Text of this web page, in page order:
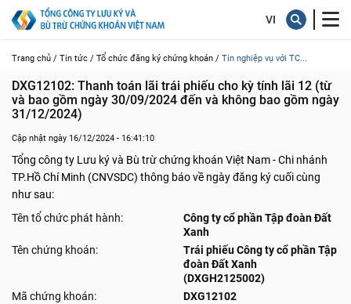
Trang chủ / Tin tức / Tổ chức đăng ký chứng khoán / Tin nghiệp vụ với TC...
DXG12102: Thanh toán lãi trái phiếu cho kỳ tính lãi 12 (từ
và bao gồm ngày 30/09/2024 đến và không bao gồm ngày
31/12/2024)
Cập nhật ngày 16/12/2024 - 16:41:10
Tổng công ty Lưu ký và Bù trừ chứng khoán Việt Nam - Chi nhánh
TP.Hồ Chí Minh (CNVSDC) thông báo về ngày đăng ký cuối cùng
như sau:
Tên tổ chức phát hành:
Công ty cổ phần Tập đoàn Đất
Xanh
Tên chứng khoán:
Trái phiếu Công ty cổ phần Tập
đoàn Đất Xanh
(DXGH2125002)
Mã chứng khoán:
DXG12102